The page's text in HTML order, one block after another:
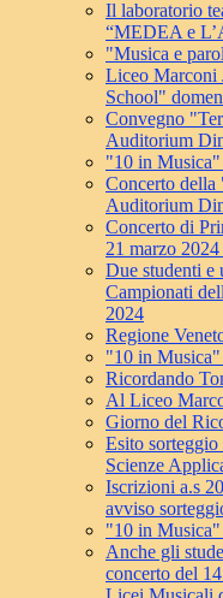
Il laboratorio
“MEDEA e
"Musica e
Liceo Marconi
School"
Convegno
Auditorium
"10 in Musica"
Concerto
Auditorium
Concerto di
21 marzo
Due studenti e
Campionati
2024
Regione
"10 in Musica"
Ricordando
Al Liceo
Giorno del
Esito
Scienze
Iscrizioni a.s
avviso
"10 in Musica"
Anche gli
concerto del